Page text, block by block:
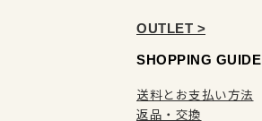
OUTLET >
SHOPPING GUIDE
送料とお支払い方法
返品・交換